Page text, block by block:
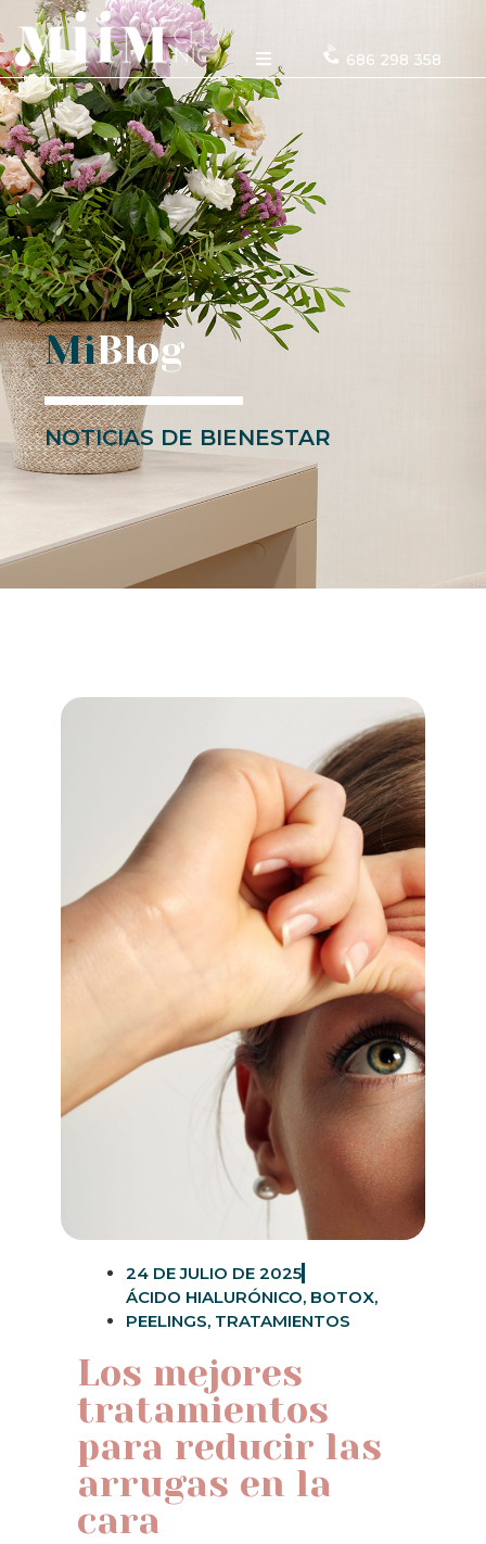
686 298 358
MiBlog
NOTICIAS DE BIENESTAR
24 DE JULIO DE 2025
ÁCIDO HIALURÓNICO, BOTOX,
PEELINGS, TRATAMIENTOS
Los mejores
tratamientos
para reducir las
arrugas en la
cara